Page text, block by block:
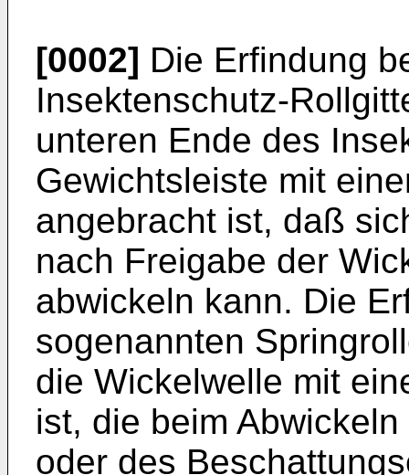
[0002] Die Erfindung
Insektenschutz-
unteren Ende des
Gewichtsleiste mit
angebracht ist, daß
nach Freigabe der
abwickeln kann. Die
sogenannten
die Wickelwelle mit
ist, die beim
oder des